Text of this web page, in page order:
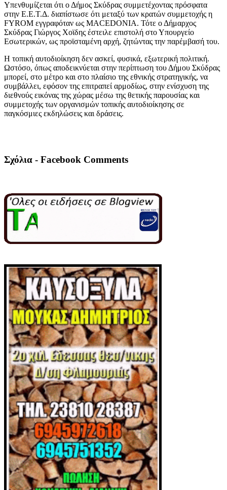
Υπενθυμίζεται ότι ο Δήμος Σκύδρας συμμετέχοντας πρόσφατα
στην Ε.Ε.Τ.Δ. διαπίστωσε ότι μεταξύ των κρατών συμμετοχής η
FYROM εγγραφόταν ως MACEDONIA. Τότε ο Δήμαρχος
Σκύδρας Γιώργος Χοϊδης έστειλε επιστολή στο Υπουργείο
Εσωτερικών, ως προϊσταμένη αρχή, ζητώντας την παρέμβασή του.
Η τοπική αυτοδιοίκηση δεν ασκεί, φυσικά, εξωτερική πολιτική.
Ωστόσο, όπως αποδεικνύεται στην περίπτωση του Δήμου Σκύδρας
μπορεί, στο μέτρο και στο πλαίσιο της εθνικής στρατηγικής, να
συμβάλλει, εφόσον της επιτραπεί αρμοδίως, στην ενίσχυση της
διεθνούς εικόνας της χώρας μέσω της θετικής παρουσίας και
συμμετοχής των οργανισμών τοπικής αυτοδιοίκησης σε
παγκόσμιες εκδηλώσεις και δράσεις.
Σχόλια - Facebook Comments